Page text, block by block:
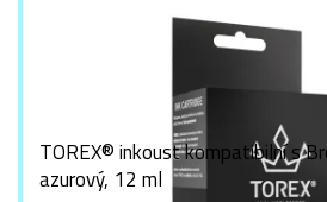
TOREX® inkoust kompatibilní s
azurový, 12 ml